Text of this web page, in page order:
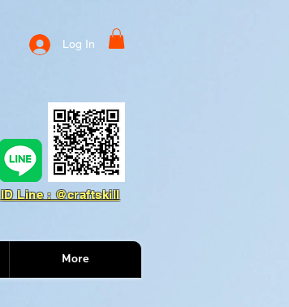
Log In
ID Line : @craftskill
More